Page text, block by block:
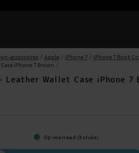
accessoires Apple iPhone 7
iPhone 7 Book
iPhone 7 Brown
Leather Wallet Case iPhone 7
Op voorraad (3 stuks)